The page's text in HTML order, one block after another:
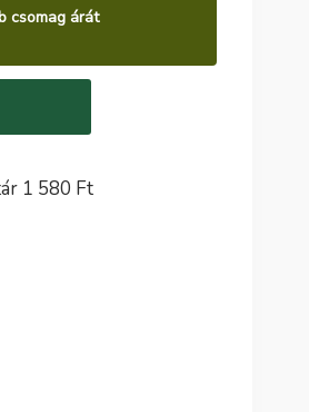
csomag árát
1 580 Ft